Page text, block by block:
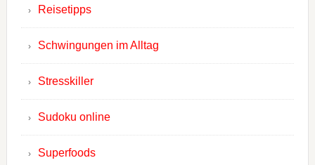
Reisetipps
Schwingungen im Alltag
Stresskiller
Sudoku online
Superfoods